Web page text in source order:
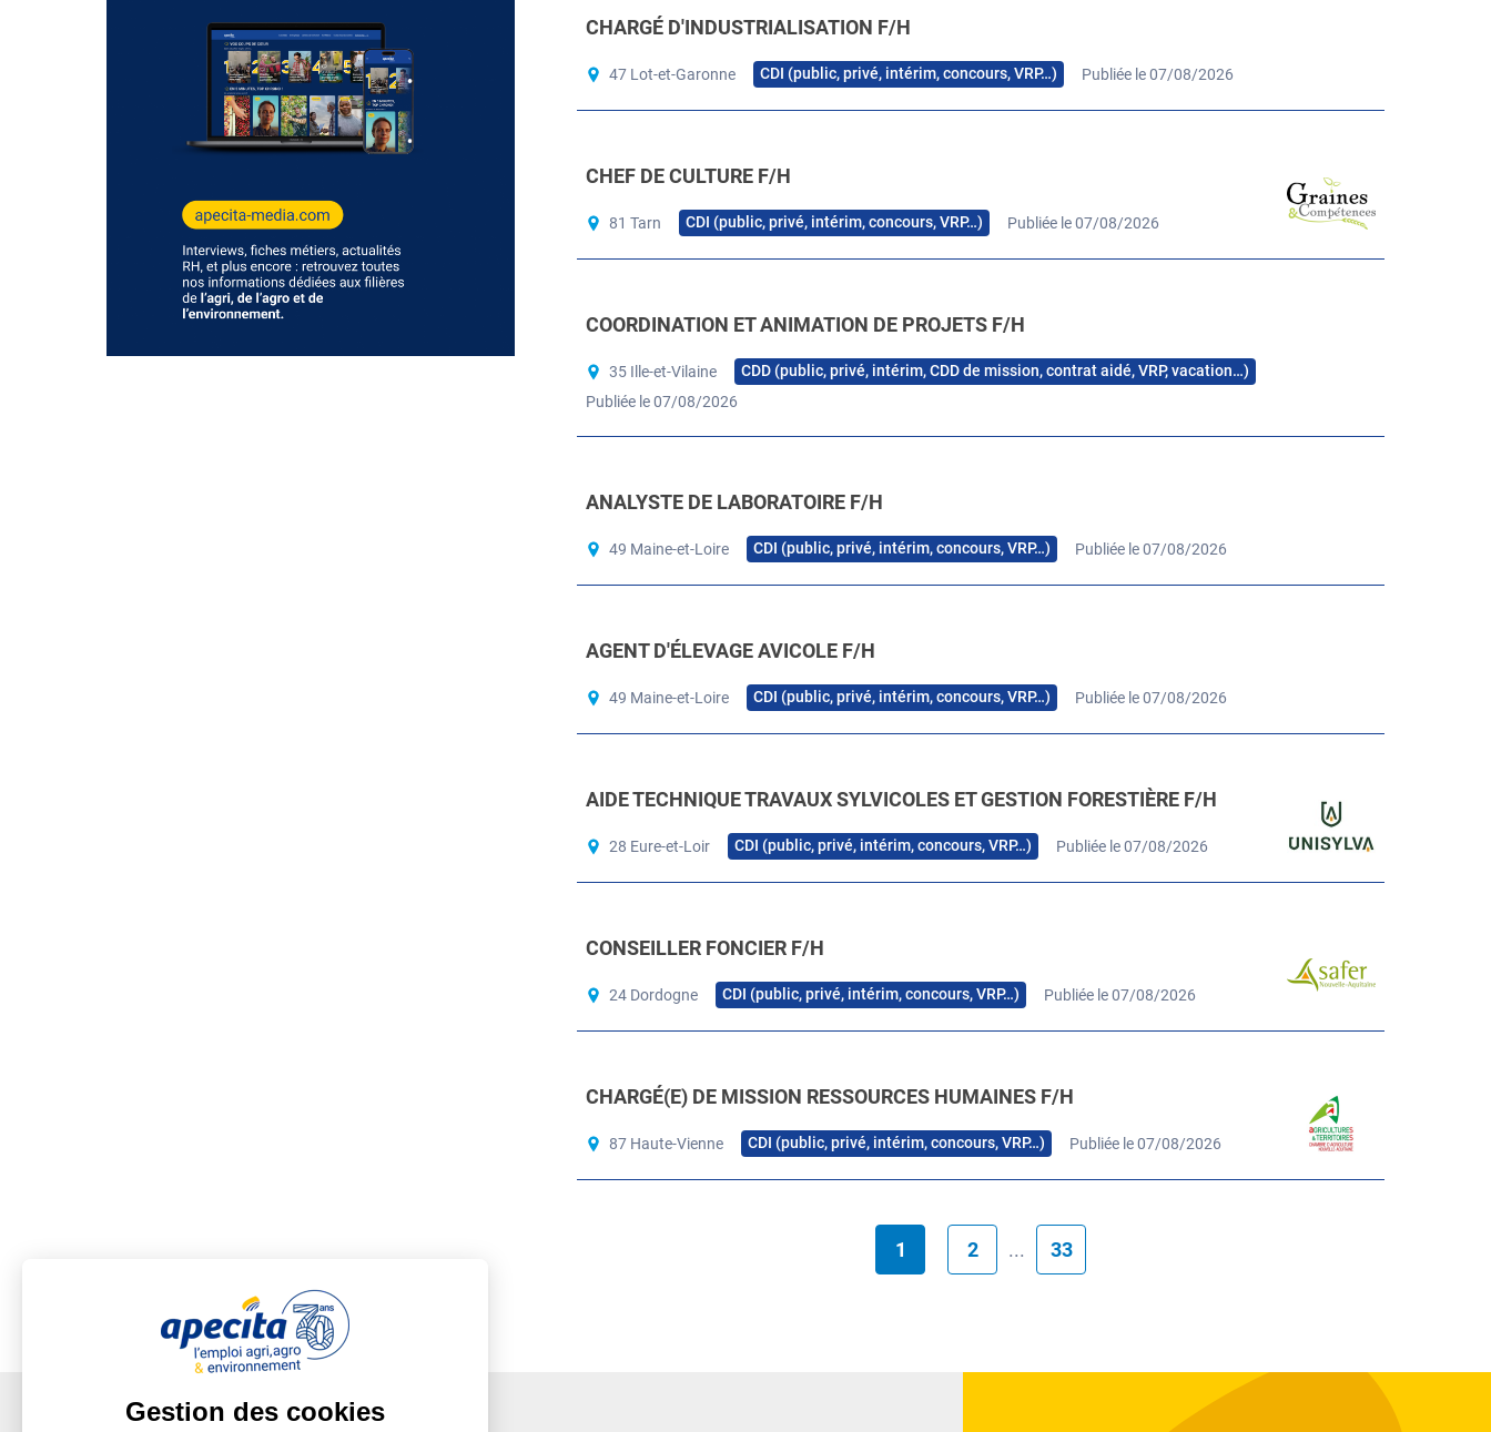
CHARGÉ D'INDUSTRIALISATION F/H
47 Lot-et-Garonne CDI (public, privé, intérim, concours, VRP…) Publiée le 07/08/2026
CHEF DE CULTURE F/H
81 Tarn CDI (public, privé, intérim, concours, VRP…) Publiée le 07/08/2026
COORDINATION ET ANIMATION DE PROJETS F/H
35 Ille-et-Vilaine
CDD (public, privé, intérim, CDD de mission, contrat aidé, VRP, vacation…)
Publiée le 07/08/2026
ANALYSTE DE LABORATOIRE F/H
49 Maine-et-Loire CDI (public, privé, intérim, concours, VRP…) Publiée le 07/08/2026
AGENT D'ÉLEVAGE AVICOLE F/H
49 Maine-et-Loire CDI (public, privé, intérim, concours, VRP…) Publiée le 07/08/2026
AIDE TECHNIQUE TRAVAUX SYLVICOLES ET GESTION FORESTIÈRE F/H
28 Eure-et-Loir CDI (public, privé, intérim, concours, VRP…) Publiée le 07/08/2026
CONSEILLER FONCIER F/H
24 Dordogne CDI (public, privé, intérim, concours, VRP…) Publiée le 07/08/2026
CHARGÉ(E) DE MISSION RESSOURCES HUMAINES F/H
87 Haute-Vienne CDI (public, privé, intérim, concours, VRP…) Publiée le 07/08/2026
1 2 ... 33